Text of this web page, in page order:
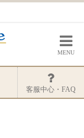
MENU
客服中心・FAQ